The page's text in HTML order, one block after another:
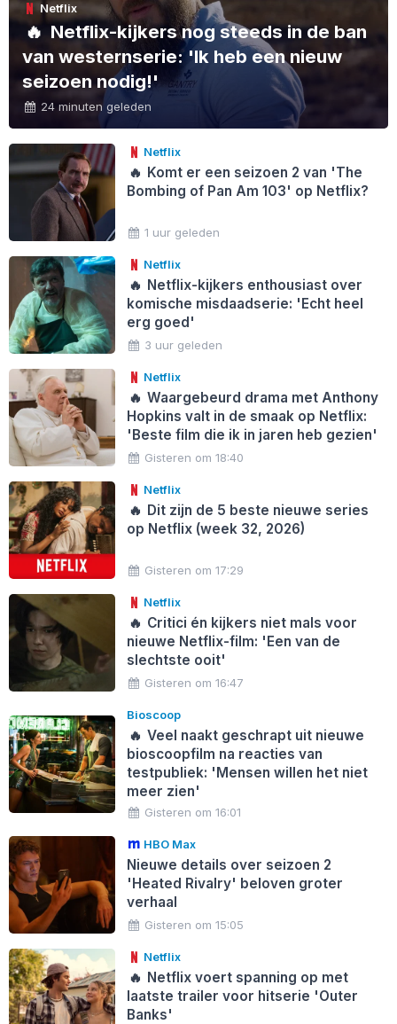
Netflix
🔥 Netflix-kijkers nog steeds in de ban
van westernserie: 'Ik heb een nieuw
seizoen nodig!'
24 minuten geleden
Netflix
🔥 Komt er een seizoen 2 van 'The
Bombing of Pan Am 103' op Netflix?
1 uur geleden
Netflix
🔥 Netflix-kijkers enthousiast over
komische misdaadserie: 'Echt heel
erg goed'
3 uur geleden
Netflix
🔥 Waargebeurd drama met Anthony
Hopkins valt in de smaak op Netflix:
'Beste film die ik in jaren heb gezien'
Gisteren om 18:40
Netflix
🔥 Dit zijn de 5 beste nieuwe series
op Netflix (week 32, 2026)
Gisteren om 17:29
Netflix
🔥 Critici én kijkers niet mals voor
nieuwe Netflix-film: 'Een van de
slechtste ooit'
Gisteren om 16:47
Bioscoop
🔥 Veel naakt geschrapt uit nieuwe
bioscoopfilm na reacties van
testpubliek: 'Mensen willen het niet
meer zien'
Gisteren om 16:01
HBO Max
Nieuwe details over seizoen 2
'Heated Rivalry' beloven groter
verhaal
Gisteren om 15:05
Netflix
🔥 Netflix voert spanning op met
laatste trailer voor hitserie 'Outer
Banks'